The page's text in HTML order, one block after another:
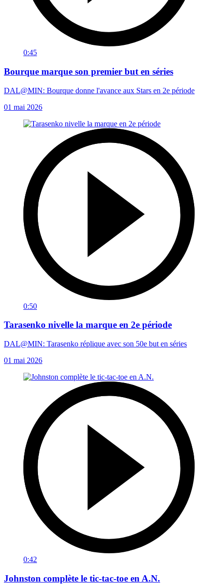
0:45
Bourque marque son premier but en séries
DAL@MIN: Bourque donne l'avance aux Stars en 2e période
01 mai 2026
0:50
Tarasenko nivelle la marque en 2e période
DAL@MIN: Tarasenko réplique avec son 50e but en séries
01 mai 2026
0:42
Johnston complète le tic-tac-toe en A.N.